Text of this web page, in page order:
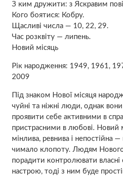
З ким дружити: з Яскравим
Кого боятися: Кобру.
Щасливі числа — 10, 22, 29.
Час розквіту — липень.
Новий місяць
Рік народження: 1949, 1961,
2009
Під знаком Нової місяця
чуйні та ніжні люди, однак
проявити себе активними в
пристрасними в любові. Новий
мінлива, ревнива і непостійна
чимало клопоту. Людям
порадити контролювати власні
настрою, тоді з ним буде